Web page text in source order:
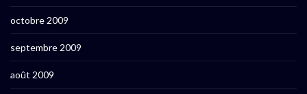
octobre 2009
septembre 2009
août 2009